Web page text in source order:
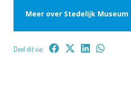
Meer over Stedelijk Museum
Deel dit via: